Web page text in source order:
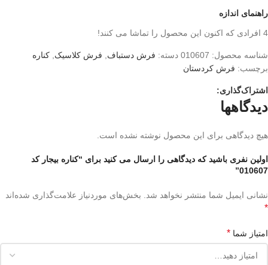
راهنمای اندازه
4 افرادی که اکنون این محصول را تماشا می کنند!
شناسه محصول: 010607 دسته: فرش دستباف, فرش کلاسیک, کناره
برچسب: فرش کردستان
اشتراک‌گذاری:
دیدگاهها
هیچ دیدگاهی برای این محصول نوشته نشده است.
اولین نفری باشید که دیدگاهی را ارسال می کنید برای “کناره بیجار کد
010607”
نشانی ایمیل شما منتشر نخواهد شد. بخش‌های موردنیاز علامت‌گذاری شده‌اند
*
امتیاز شما *